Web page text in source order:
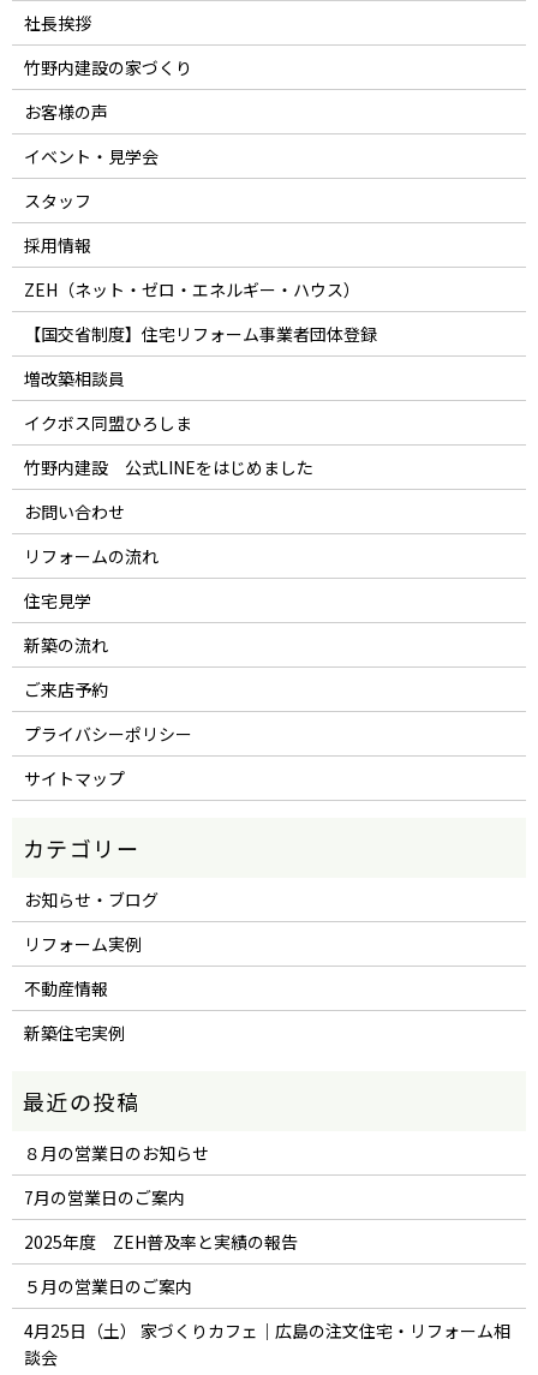
社長挨拶
竹野内建設の家づくり
お客様の声
イベント・見学会
スタッフ
採用情報
ZEH（ネット・ゼロ・エネルギー・ハウス）
【国交省制度】住宅リフォーム事業者団体登録
増改築相談員
イクボス同盟ひろしま
竹野内建設 公式LINEをはじめました
お問い合わせ
リフォームの流れ
住宅見学
新築の流れ
ご来店予約
プライバシーポリシー
サイトマップ
お知らせ・ブログ
リフォーム実例
不動産情報
新築住宅実例
８月の営業日のお知らせ
7月の営業日のご案内
2025年度 ZEH普及率と実績の報告
５月の営業日のご案内
4月25日（土） 家づくりカフェ｜広島の注文住宅・リフォーム相
談会